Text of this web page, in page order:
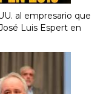
al empresario que
Luis Espert en